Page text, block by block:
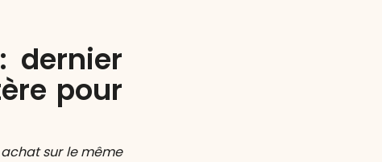
dernier
pour
achat sur le même